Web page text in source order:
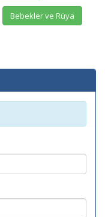
Bebekler ve Rüya